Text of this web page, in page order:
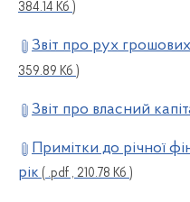
384.14 Кб )
Звіт про рух
359.89 Кб )
Звіт про власний
Примітки до річної
рік ( .pdf , 210.78 Кб )